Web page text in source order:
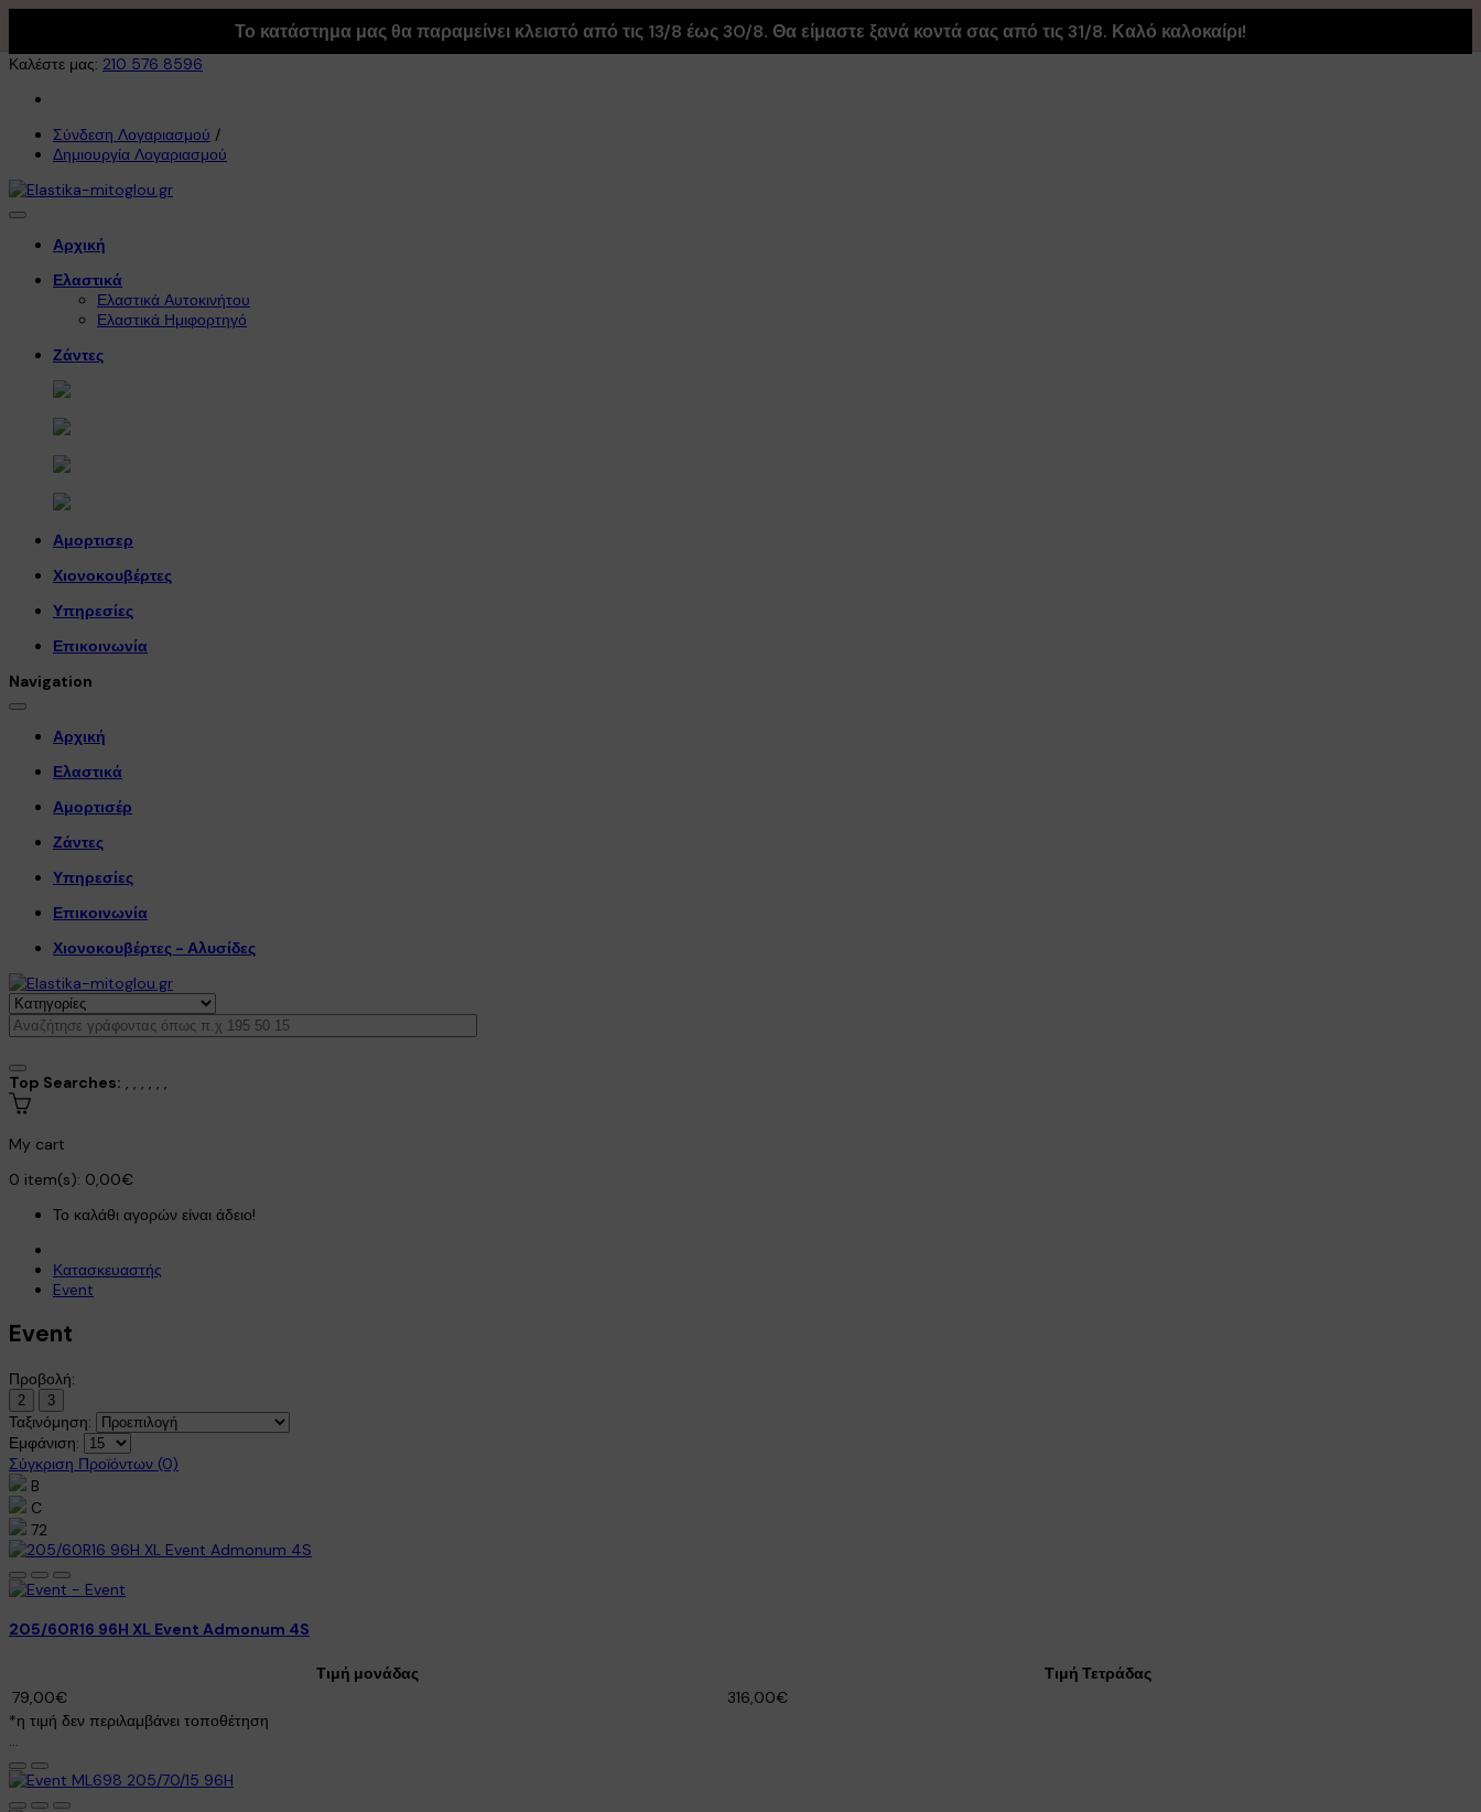
Το κατάστημα μας θα παραμείνει κλειστό από τις 13/8 έως 30/8. Θα είμαστε ξανά κοντά σας από τις 31/8. Καλό καλοκαίρι!
Καλέστε μας: 210 576 8596
Σύνδεση Λογαριασμού /
Δημιουργία Λογαριασμού
Αρχική
Ελαστικά
Ελαστικά Αυτοκινήτου
Ελαστικά Ημιφορτηγό
Ζάντες
Αμορτισερ
Χιονοκουβέρτες
Υπηρεσίες
Επικοινωνία
Navigation
Αρχική
Ελαστικά
Αμορτισέρ
Ζάντες
Υπηρεσίες
Επικοινωνία
Χιονοκουβέρτες - Αλυσίδες
Top Searches: , , , , , ,
My cart
0 item(s): 0,00€
Το καλάθι αγορών είναι άδειο!
Κατασκευαστής
Event
Event
Προβολή:
2 3
Ταξινόμηση:
Εμφάνιση:
Σύγκριση Προϊόντων (0)
B
C
72
205/60R16 96H XL Event Admonum 4S
Τιμή μονάδας
Τιμή Τετράδας
79,00€
316,00€
*η τιμή δεν περιλαμβάνει τοποθέτηση
...
Χρησιμοποιούμε cookies! Με την πλοήγησή σας στον ιστότοπό μας, αποδέχεστε τη χρήση τους! Διαβάστε περισσότερα